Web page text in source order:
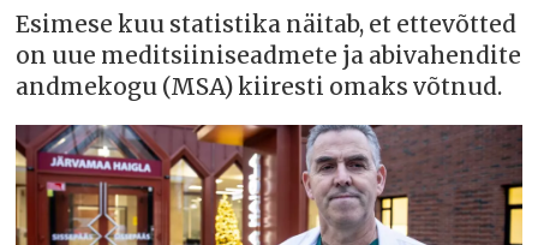
Esimese kuu statistika näitab, et ettevõtted
on uue meditsiiniseadmete ja abivahendite
andmekogu (MSA) kiiresti omaks võtnud.